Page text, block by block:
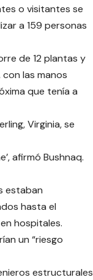
o visitantes se
a 159 personas
de 12 plantas y
las manos
que tenía a
Virginia, se
afirmó Bushnaq.
estaban
hasta el
hospitales.
un “riesgo
estructurales